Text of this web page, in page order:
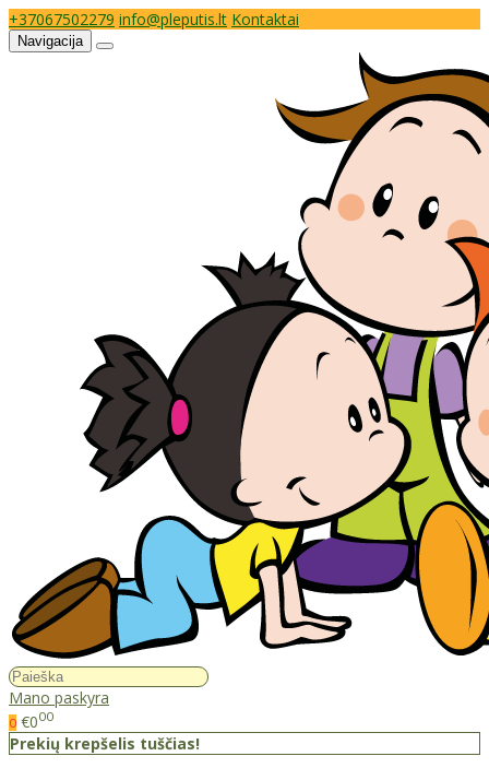
+37067502279 info@pleputis.lt Kontaktai
Navigacija
Mano paskyra
0 €000
Prekių krepšelis tuščias!